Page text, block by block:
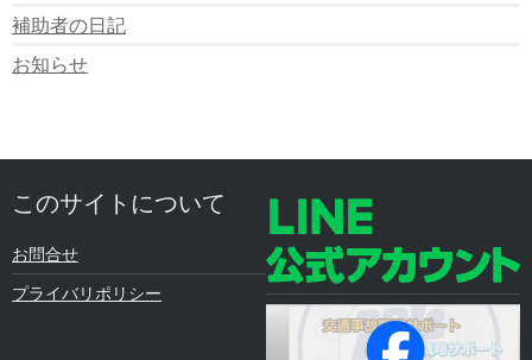
補助者の日記
お知らせ
このサイトについて
お問合せ
プライバリポリシー